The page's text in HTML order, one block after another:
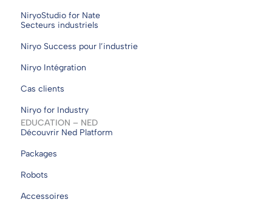
NiryoStudio for Nate
Secteurs industriels
Niryo Success pour l’industrie
Niryo Intégration
Cas clients
Niryo for Industry
EDUCATION – NED
Découvrir Ned Platform
Packages
Robots
Accessoires